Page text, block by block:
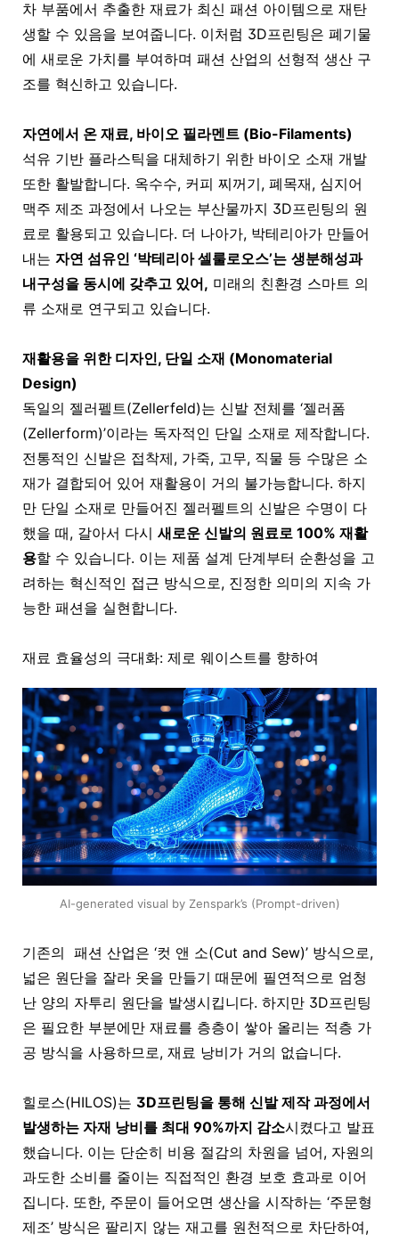
차 부품에서 추출한 재료가 최신 패션 아이템으로 재탄
생할 수 있음을 보여줍니다. 이처럼 3D프린팅은 폐기물
에 새로운 가치를 부여하며 패션 산업의 선형적 생산 구
조를 혁신하고 있습니다.
자연에서 온 재료, 바이오 필라멘트 (Bio-Filaments)
석유 기반 플라스틱을 대체하기 위한 바이오 소재 개발
또한 활발합니다. 옥수수, 커피 찌꺼기, 폐목재, 심지어
맥주 제조 과정에서 나오는 부산물까지 3D프린팅의 원
료로 활용되고 있습니다. 더 나아가, 박테리아가 만들어
내는 자연 섬유인 ‘박테리아 셀룰로오스’는 생분해성과
내구성을 동시에 갖추고 있어, 미래의 친환경 스마트 의
류 소재로 연구되고 있습니다.
재활용을 위한 디자인, 단일 소재 (Monomaterial
Design)
독일의 젤러펠트(Zellerfeld)는 신발 전체를 ‘젤러폼
(Zellerform)’이라는 독자적인 단일 소재로 제작합니다.
전통적인 신발은 접착제, 가죽, 고무, 직물 등 수많은 소
재가 결합되어 있어 재활용이 거의 불가능합니다. 하지
만 단일 소재로 만들어진 젤러펠트의 신발은 수명이 다
했을 때, 갈아서 다시 새로운 신발의 원료로 100% 재활
용할 수 있습니다. 이는 제품 설계 단계부터 순환성을 고
려하는 혁신적인 접근 방식으로, 진정한 의미의 지속 가
능한 패션을 실현합니다.
재료 효율성의 극대화: 제로 웨이스트를 향하여
AI-generated visual by Zenspark’s (Prompt-driven)
기존의 패션 산업은 ‘컷 앤 소(Cut and Sew)’ 방식으로,
넓은 원단을 잘라 옷을 만들기 때문에 필연적으로 엄청
난 양의 자투리 원단을 발생시킵니다. 하지만 3D프린팅
은 필요한 부분에만 재료를 층층이 쌓아 올리는 적층 가
공 방식을 사용하므로, 재료 낭비가 거의 없습니다.
힐로스(HILOS)는 3D프린팅을 통해 신발 제작 과정에서
발생하는 자재 낭비를 최대 90%까지 감소시켰다고 발표
했습니다. 이는 단순히 비용 절감의 차원을 넘어, 자원의
과도한 소비를 줄이는 직접적인 환경 보호 효과로 이어
집니다. 또한, 주문이 들어오면 생산을 시작하는 ‘주문형
제조’ 방식은 팔리지 않는 재고를 원천적으로 차단하여,